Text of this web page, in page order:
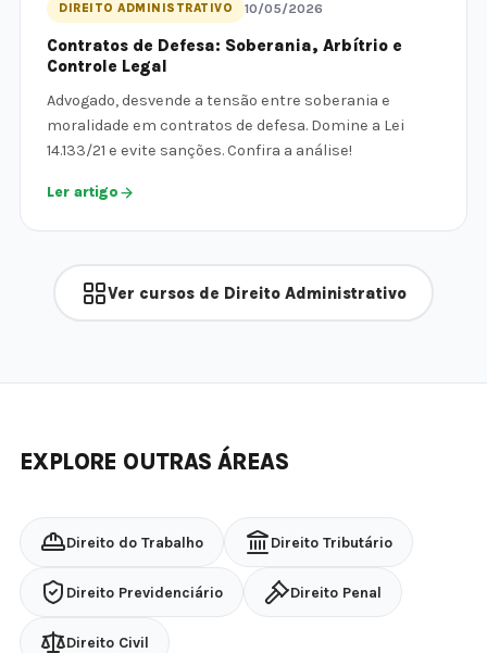
DIREITO ADMINISTRATIVO 10/05/2026
Contratos de Defesa: Soberania, Arbítrio e
Controle Legal
Advogado, desvende a tensão entre soberania e
moralidade em contratos de defesa. Domine a Lei
14.133/21 e evite sanções. Confira a análise!
Ler artigo
Ver cursos de Direito Administrativo
EXPLORE OUTRAS ÁREAS
Direito do Trabalho Direito Tributário
Direito Previdenciário Direito Penal
Direito Civil